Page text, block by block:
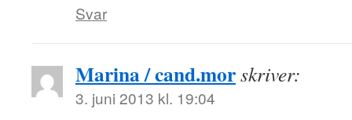
Svar
Marina / cand.morskriver:
3. juni 2013 kl. 19:04